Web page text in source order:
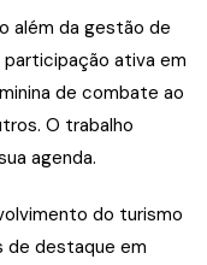
além da gestão de
ativa em
de combate ao
O trabalho
agenda.
do turismo
de destaque em